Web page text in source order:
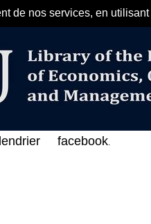
de nos services, en
في الفهرس
facebook.